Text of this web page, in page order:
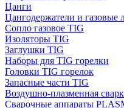
Цанги
Цангодержатели и газовые
Сопло газовое TIG
Изоляторы TIG
Заглушки TIG
Наборы для TIG горелки
Головки TIG горелок
Запасные части TIG
Воздушно-плазменная
Сварочные аппараты